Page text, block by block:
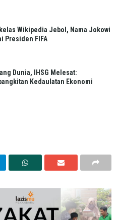
Wikipedia Jebol, Nama Jokowi
Presiden FIFA
Dunia, IHSG Melesat:
Kedaulatan Ekonomi